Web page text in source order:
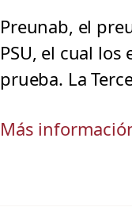
Preunab, el
PSU, el cual
prueba. La
Más